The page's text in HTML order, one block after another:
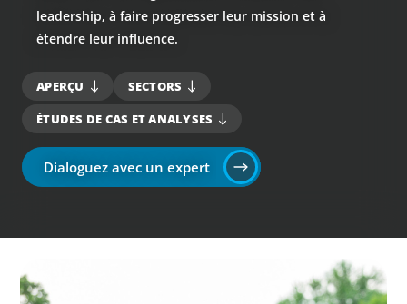
leadership, à faire progresser leur mission et à
étendre leur influence.
APERÇU
SECTORS
ÉTUDES DE CAS ET ANALYSES
Dialoguez avec un expert